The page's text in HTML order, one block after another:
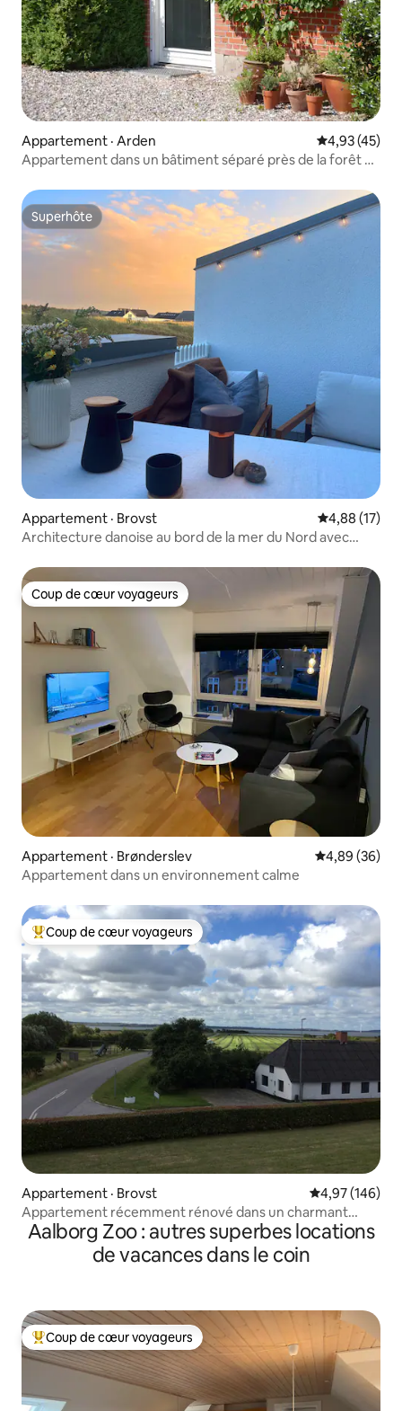
Appartement · Arden Note
4,93 (45)
Appartement dans un bâtiment séparé près de la forêt et
Superhôte
Superhôte
Appartement · Brovst Note
4,88 (17)
Architecture danoise au bord de la mer du Nord avec
Coup de cœur voyageurs
Coup de cœur voyageurs
Appartement · Brønderslev Note
4,89 (36)
Appartement dans un environnement calme
Coup de cœur voyageurs parmi les plus aimés
Coup de cœur voyageurs
Appartement · Brovst Note
4,97 (146)
Appartement récemment rénové dans un charmant
village.
Aalborg Zoo : autres superbes locations
de vacances dans le coin
Coup de cœur voyageurs parmi les plus aimés
Coup de cœur voyageurs